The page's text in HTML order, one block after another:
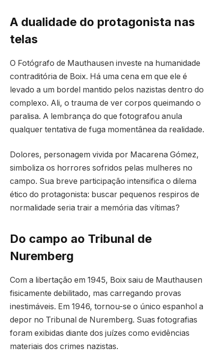
A dualidade do protagonista nas
telas
O Fotógrafo de Mauthausen investe na humanidade
contraditória de Boix. Há uma cena em que ele é
levado a um bordel mantido pelos nazistas dentro do
complexo. Ali, o trauma de ver corpos queimando o
paralisa. A lembrança do que fotografou anula
qualquer tentativa de fuga momentânea da realidade.
Dolores, personagem vivida por Macarena Gómez,
simboliza os horrores sofridos pelas mulheres no
campo. Sua breve participação intensifica o dilema
ético do protagonista: buscar pequenos respiros de
normalidade seria trair a memória das vítimas?
Do campo ao Tribunal de
Nuremberg
Com a libertação em 1945, Boix saiu de Mauthausen
fisicamente debilitado, mas carregando provas
inestimáveis. Em 1946, tornou-se o único espanhol a
depor no Tribunal de Nuremberg. Suas fotografias
foram exibidas diante dos juízes como evidências
materiais dos crimes nazistas.